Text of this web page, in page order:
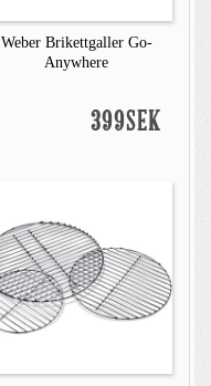
Weber Brikettgaller Go-
Anywhere
399SEK